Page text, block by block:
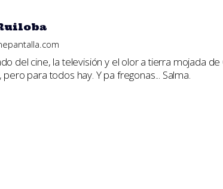
del cine, la televisión y el olor a tierra mojada
pero para todos hay. Y pa fregonas... Salma.